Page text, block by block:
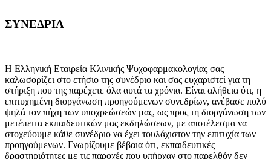
ΣΥΝΕΔΡΙΑ
Η Ελληνική Εταιρεία Κλινικής Ψυχοφαρμακολογίας σας
καλωσορίζει στο ετήσιο της συνέδριο και σας ευχαριστεί για τη
στήριξη που της παρέχετε όλα αυτά τα χρόνια. Είναι αλήθεια ότι, η
επιτυχημένη διοργάνωση προηγούμενων συνεδρίων, ανέβασε πολύ
ψηλά τον πήχη των υποχρεώσεών μας, ως προς τη διοργάνωση των
μετέπειτα εκπαιδευτικών μας εκδηλώσεων, με αποτέλεσμα να
στοχεύουμε κάθε συνέδριο να έχει τουλάχιστον την επιτυχία των
προηγούμενων. Γνωρίζουμε βέβαια ότι, εκπαιδευτικές
δραστηριότητες με τις παροχές που υπήρχαν στο παρελθόν δεν